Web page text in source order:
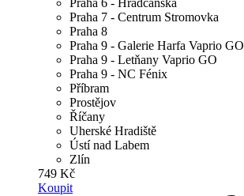
Praha 6 - Hradčanská
Praha 7 - Centrum Stromovka
Praha 8
Praha 9 - Galerie Harfa Vaprio GO
Praha 9 - Letňany Vaprio GO
Praha 9 - NC Fénix
Příbram
Prostějov
Říčany
Uherské Hradiště
Ústí nad Labem
Zlín
749 Kč
Koupit